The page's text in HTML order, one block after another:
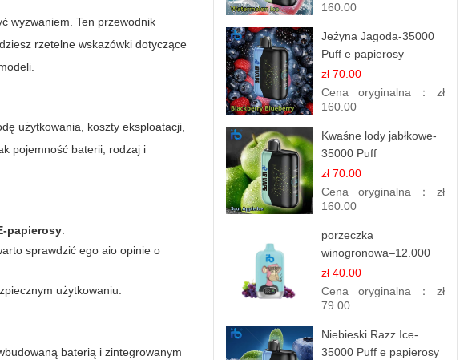
wyzwaniem. Ten przewodnik
rzetelne wskazówki dotyczące
użytkowania, koszty eksploatacji,
pojemność baterii, rodzaj i
papierosy
sprawdzićego aio opinie o
użytkowaniu.
baterią i zintegrowanym
160.00
Jeżyna Jagoda-35000
Puff e papierosy
jednorazowe
zł 70.00
Cena oryginalna： zł
160.00
Kwaśne lody jabłkowe-
35000 Puff
elektroniczny papieros
zł 70.00
Cena oryginalna： zł
160.00
porzeczka
winogronowa–12.000
zaciągnięć - e
papierosy
zł 40.00
Cena oryginalna： zł
79.00
Niebieski Razz Ice-
35000 Puff e papierosy